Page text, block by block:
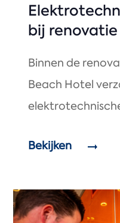
bij renovatie
Binnen de
Beach Hotel
Bekijken